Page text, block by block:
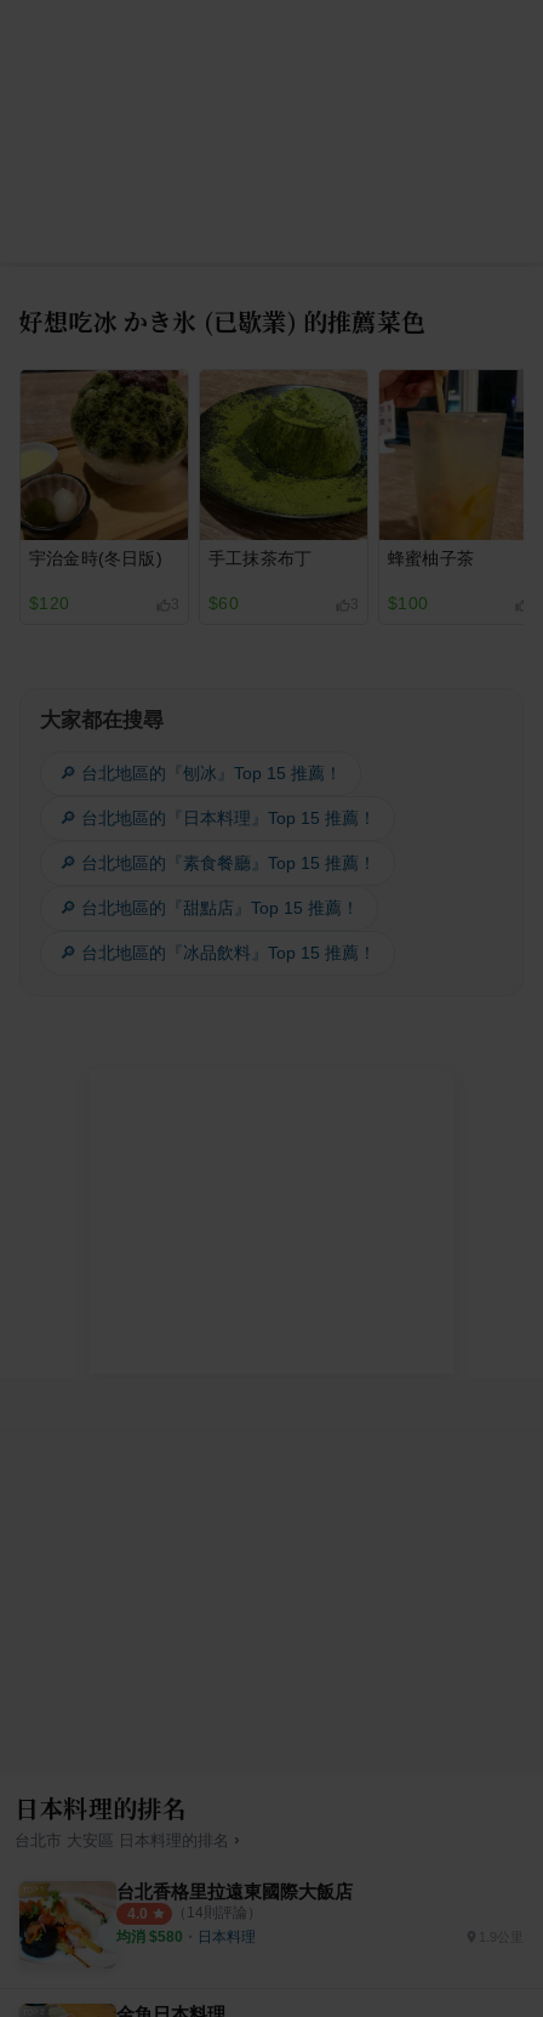
好想吃冰 かき氷 (已歇業) 的推薦菜色
宇治金時(冬日版)
$120 3
手工抹茶布丁
$60 3
蜂蜜柚子茶
$100
大家都在搜尋
🔎 台北地區的『刨冰』Top 15 推薦！
🔎 台北地區的『日本料理』Top 15 推薦！
🔎 台北地區的『素食餐廳』Top 15 推薦！
🔎 台北地區的『甜點店』Top 15 推薦！
🔎 台北地區的『冰品飲料』Top 15 推薦！
日本料理的排名
台北市 大安區 日本料理 的排名 ›
台北香格里拉遠東國際大飯店
4.0 （ 14則評論）
均消 $580 ・ 日本料理